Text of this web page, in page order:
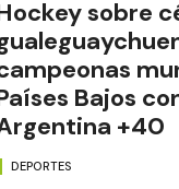
sobre
Bajos
+40
DEPORTES